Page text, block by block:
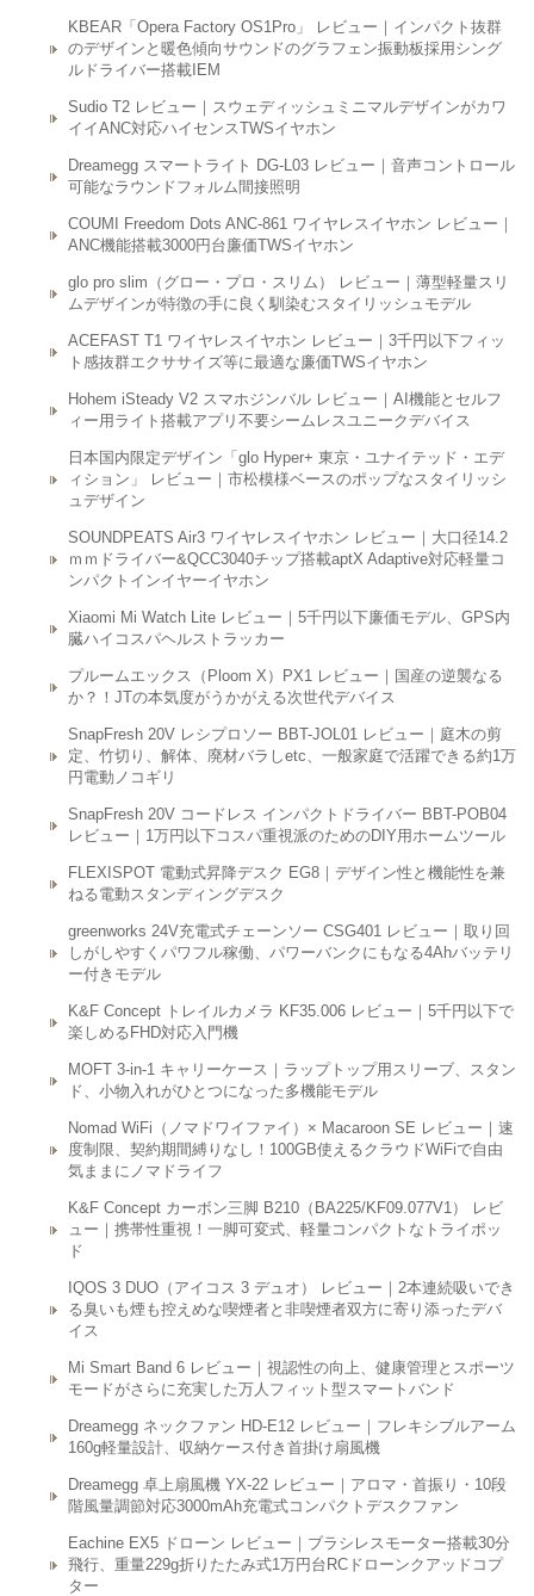
KBEAR「Opera Factory OS1Pro」 レビュー｜インパクト抜群
のデザインと暖色傾向サウンドのグラフェン振動板採用シング
ルドライバー搭載IEM
Sudio T2 レビュー｜スウェディッシュミニマルデザインがカワ
イイANC対応ハイセンスTWSイヤホン
Dreamegg スマートライト DG-L03 レビュー｜音声コントロール
可能なラウンドフォルム間接照明
COUMI Freedom Dots ANC-861 ワイヤレスイヤホン レビュー｜
ANC機能搭載3000円台廉価TWSイヤホン
glo pro slim（グロー・プロ・スリム） レビュー｜薄型軽量スリ
ムデザインが特徴の手に良く馴染むスタイリッシュモデル
ACEFAST T1 ワイヤレスイヤホン レビュー｜3千円以下フィッ
ト感抜群エクササイズ等に最適な廉価TWSイヤホン
Hohem iSteady V2 スマホジンバル レビュー｜AI機能とセルフ
ィー用ライト搭載アプリ不要シームレスユニークデバイス
日本国内限定デザイン「glo Hyper+ 東京・ユナイテッド・エデ
ィション」 レビュー｜市松模様ベースのポップなスタイリッシ
ュデザイン
SOUNDPEATS Air3 ワイヤレスイヤホン レビュー｜大口径14.2
ｍｍドライバー&QCC3040チップ搭載aptX Adaptive対応軽量コ
ンパクトインイヤーイヤホン
Xiaomi Mi Watch Lite レビュー｜5千円以下廉価モデル、GPS内
臓ハイコスパヘルストラッカー
プルームエックス（Ploom X）PX1 レビュー｜国産の逆襲なる
か？！JTの本気度がうかがえる次世代デバイス
SnapFresh 20V レシプロソー BBT-JOL01 レビュー｜庭木の剪
定、竹切り、解体、廃材バラしetc、一般家庭で活躍できる約1万
円電動ノコギリ
SnapFresh 20V コードレス インパクトドライバー BBT-POB04
レビュー｜1万円以下コスパ重視派のためのDIY用ホームツール
FLEXISPOT 電動式昇降デスク EG8｜デザイン性と機能性を兼
ねる電動スタンディングデスク
greenworks 24V充電式チェーンソー CSG401 レビュー｜取り回
しがしやすくパワフル稼働、パワーバンクにもなる4Ahバッテリ
ー付きモデル
K&F Concept トレイルカメラ KF35.006 レビュー｜5千円以下で
楽しめるFHD対応入門機
MOFT 3-in-1 キャリーケース｜ラップトップ用スリーブ、スタン
ド、小物入れがひとつになった多機能モデル
Nomad WiFi（ノマドワイファイ）× Macaroon SE レビュー｜速
度制限、契約期間縛りなし！100GB使えるクラウドWiFiで自由
気ままにノマドライフ
K&F Concept カーボン三脚 B210（BA225/KF09.077V1） レビ
ュー｜携帯性重視！一脚可変式、軽量コンパクトなトライポッ
ド
IQOS 3 DUO（アイコス 3 デュオ） レビュー｜2本連続吸いでき
る臭いも煙も控えめな喫煙者と非喫煙者双方に寄り添ったデバ
イス
Mi Smart Band 6 レビュー｜視認性の向上、健康管理とスポーツ
モードがさらに充実した万人フィット型スマートバンド
Dreamegg ネックファン HD-E12 レビュー｜フレキシブルアーム
160g軽量設計、収納ケース付き首掛け扇風機
Dreamegg 卓上扇風機 YX-22 レビュー｜アロマ・首振り・10段
階風量調節対応3000mAh充電式コンパクトデスクファン
Eachine EX5 ドローン レビュー｜ブラシレスモーター搭載30分
飛行、重量229g折りたたみ式1万円台RCドローンクアッドコプ
ター